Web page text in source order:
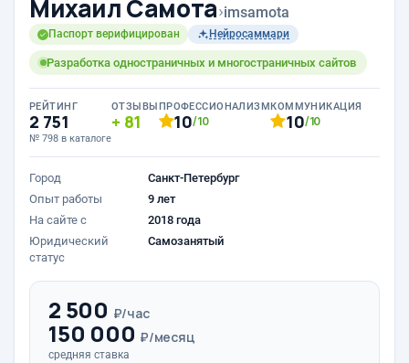
Михаил Самота›imsamota
Паспорт верифицирован Нейросаммари
Разработка одностраничных и многостраничных сайтов
РЕЙТИНГ
2 751
№ 798 в каталоге
ОТЗЫВЫ
81
ПРОФЕССИОНАЛИЗМ
10/10
КОММУНИКАЦИЯ
10/10
Город
Санкт-Петербург
Опыт работы
9 лет
На сайте с
2018 года
Юридический
статус
Самозанятый
2 500 ₽/час
150 000 ₽/месяц
средняя ставка